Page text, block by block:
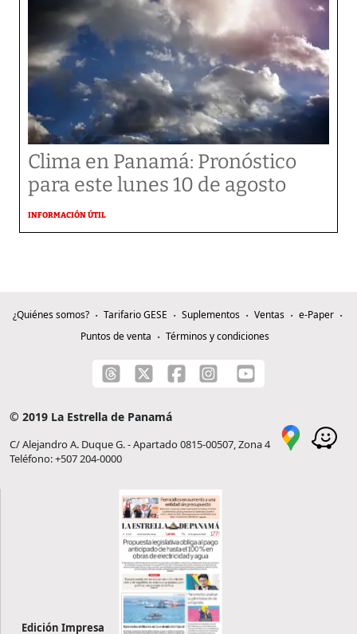
Clima en Panamá: Pronóstico
para este lunes 10 de agosto
INFORMACIÓN ÚTIL
¿Quiénes somos? Tarifario GESE Suplementos Ventas
e-Paper
Puntos de venta
Términos y condiciones
© 2019 La Estrella de Panamá
C/ Alejandro A. Duque G. - Apartado 0815-00507, Zona 4
Teléfono: +507 204-0000
Edición Impresa